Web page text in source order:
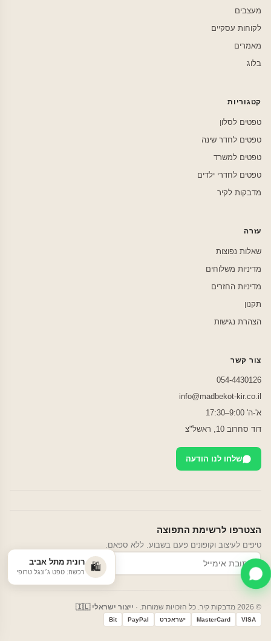
מעצבים
לקוחות עסקיים
מאמרים
בלוג
קטגוריות
טפטים לסלון
טפטים לחדר שינה
טפטים למשרד
טפטים לחדרי ילדים
מדבקות לקיר
עזרה
שאלות נפוצות
מדיניות משלוחים
מדיניות החזרים
תקנון
הצהרת נגישות
צור קשר
054-4430126
info@madbekot-kir.co.il
א'-ה' 9:00–17:30
דוד סחרוב 10, ראשל"צ
שלחו לנו הודעה
הצטרפו לרשימת התפוצה
טיפים לעיצוב וקופונים פעם בשבוע. ללא ספאם.
הרשמה
© 2026 מדבקות קיר. כל הזכויות שמורות. · ייצור ישראלי 🇮🇱
VISA
MasterCard ישראכרט PayPal
Bit
🛍️ רונית מתל אביב
רכשה: טפט ג׳ונגל טרופי